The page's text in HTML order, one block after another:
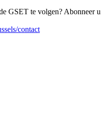
GSET te volgen? Abonneer u
contact